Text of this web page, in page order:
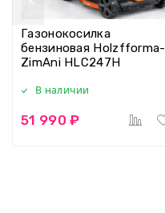
Газонокосилка
бензиновая Holzfforma-
ZimAni HLC247H
В наличии
51 990 ₽